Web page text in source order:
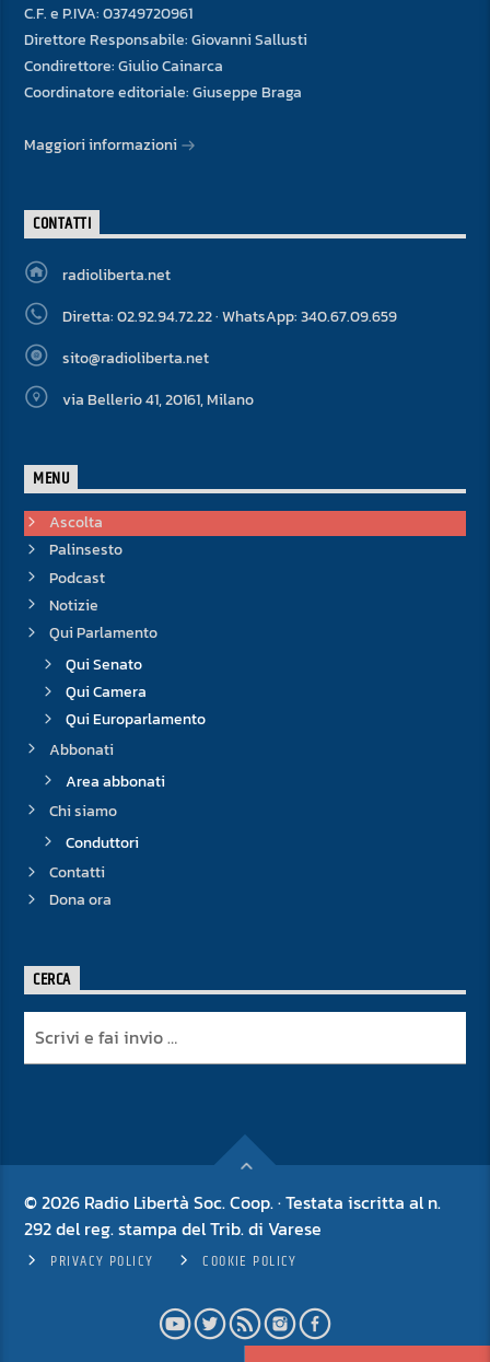
C.F. e P.IVA: 03749720961
Direttore Responsabile: Giovanni Sallusti
Condirettore: Giulio Cainarca
Coordinatore editoriale: Giuseppe Braga
Maggiori informazioni
CONTATTI
radioliberta.net
Diretta: 02.92.94.72.22 · WhatsApp: 340.67.09.659
sito@radioliberta.net
via Bellerio 41, 20161, Milano
MENU
Ascolta
Palinsesto
Podcast
Notizie
Qui Parlamento
Qui Senato
Qui Camera
Qui Europarlamento
Abbonati
Area abbonati
Chi siamo
Conduttori
Contatti
Dona ora
CERCA
© 2026 Radio Libertà Soc. Coop. · Testata iscritta al n.
292 del reg. stampa del Trib. di Varese
PRIVACY POLICY COOKIE POLICY